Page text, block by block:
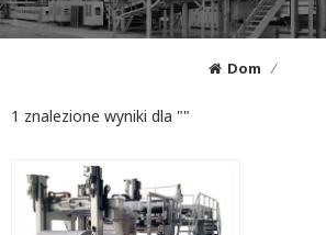
Dom /
1 znalezione wyniki dla ""